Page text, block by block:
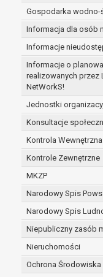
Gospodarka wodno-
Informacja dla osób
Informacje
Informacje o
realizowanych przez
NetWorkS!
Jednostki
Konsultacje
Kontrola Wewnętrzna
Kontrole Zewnętrzne
MKZP
Narodowy Spis
Narodowy Spis
Niepubliczny zasób
Nieruchomości
Ochrona Środowiska
odbywa się
zawartej
wymaganym
przypadku
danych po
czasu
Ponadto w
dane
umowy o
beneficjentem
danego
dokumentacji
W związku z
administratora
Pani/Panu:
prawo
RODO;